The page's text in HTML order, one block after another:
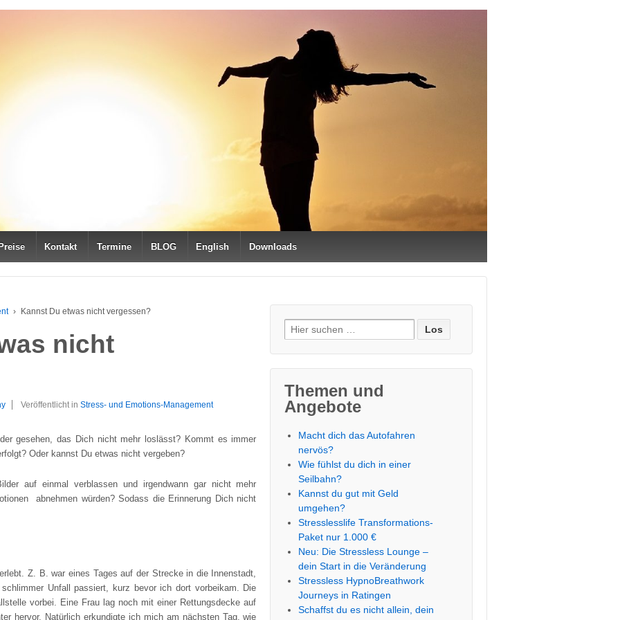
Kontakt Termine BLOG English Downloads
› Kannst Du etwas nicht vergessen?
nicht
Veröffentlicht in Stress- und Emotions-Management
gesehen, das Dich nicht mehr loslässt? Kommt es immer
Oder kannst Du etwas nicht vergeben?
auf einmal verblassen und irgendwann gar nicht mehr
abnehmen würden? Sodass die Erinnerung Dich nicht
Z. B. war eines Tages auf der Strecke in die Innenstadt,
Unfall passiert, kurz bevor ich dort vorbeikam. Die
vorbei. Eine Frau lag noch mit einer Rettungsdecke auf
hervor. Natürlich erkundigte ich mich am nächsten Tag, wie
Suche
nach:
Themen und
Angebote
Macht dich das Autofahren
nervös?
Wie fühlst du dich in einer
Seilbahn?
Kannst du gut mit Geld
umgehen?
Stresslesslife Transformations-
Paket nur 1.000 €
Neu: Die Stressless Lounge –
dein Start in die Veränderung
Stressless HypnoBreathwork
Journeys in Ratingen
Schaffst du es nicht allein, dein